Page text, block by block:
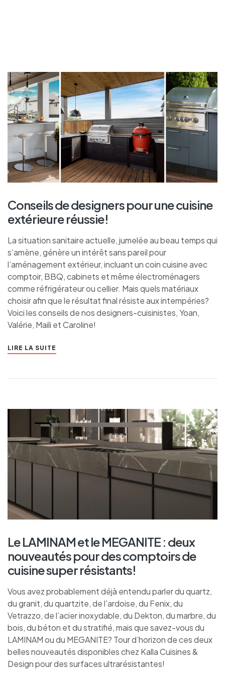
Conseils de designers pour une cuisine
extérieure réussie!
La situation sanitaire actuelle, jumelée au beau temps qui
s’amène, génère un intérêt sans pareil pour
l’aménagement extérieur, incluant un coin cuisine avec
comptoir, BBQ, cabinets et même électroménagers
comme réfrigérateur ou cellier. Mais quels matériaux
choisir afin que le résultat final résiste aux intempéries?
Voici les conseils de nos designers-cuisinistes, Yoan,
Valérie, Maili et Caroline!
LIRE LA SUITE
Le LAMINAM et le MEGANITE : deux
nouveautés pour des comptoirs de
cuisine super résistants!
Vous avez probablement déjà entendu parler du quartz,
du granit, du quartzite, de l’ardoise, du Fenix, du
Vetrazzo, de l’acier inoxydable, du Dekton, du marbre, du
bois, du béton et du stratifié, mais que savez-vous du
LAMINAM ou du MEGANITE? Tour d’horizon de ces deux
belles nouveautés disponibles chez Kalla Cuisines &
Design pour des surfaces ultrarésistantes!